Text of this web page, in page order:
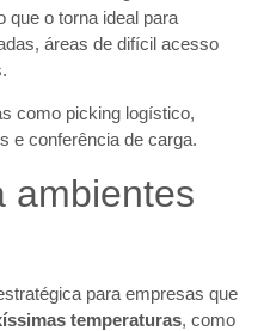
o torna ideal para
áreas de difícil acesso
como picking logístico,
e conferência de carga.
ambientes
para empresas que
temperaturas, como